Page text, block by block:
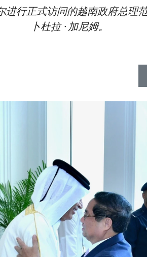
行正式访问的越南政府总理
卜杜拉 · 加尼姆。